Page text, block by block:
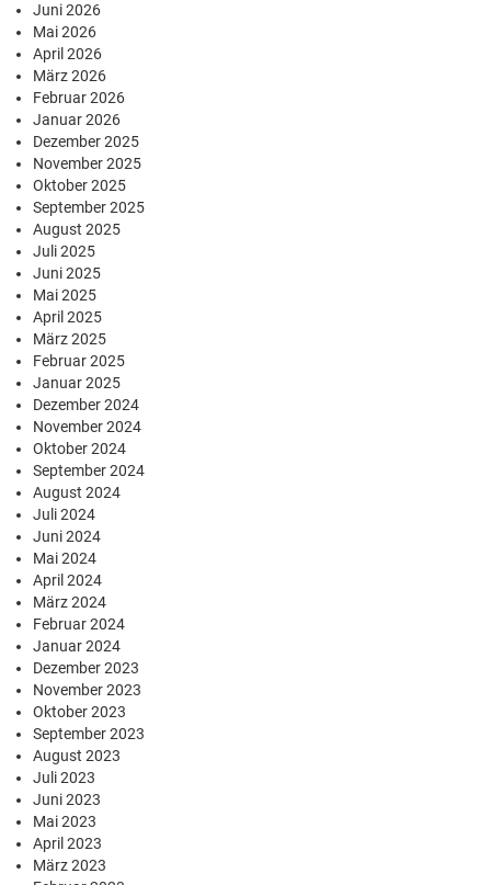
Juni 2026
Mai 2026
April 2026
März 2026
Februar 2026
Januar 2026
Dezember 2025
November 2025
Oktober 2025
September 2025
August 2025
Juli 2025
Juni 2025
Mai 2025
April 2025
März 2025
Februar 2025
Januar 2025
Dezember 2024
November 2024
Oktober 2024
September 2024
August 2024
Juli 2024
Juni 2024
Mai 2024
April 2024
März 2024
Februar 2024
Januar 2024
Dezember 2023
November 2023
Oktober 2023
September 2023
August 2023
Juli 2023
Juni 2023
Mai 2023
April 2023
März 2023